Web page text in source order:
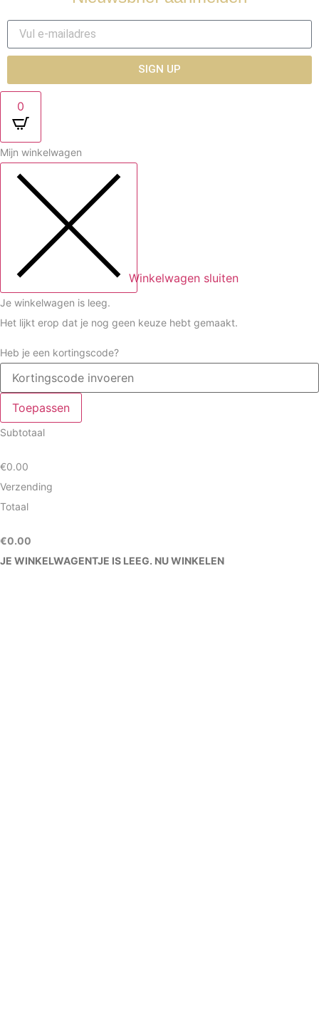
SIGN UP
0
Mijn winkelwagen
Winkelwagen sluiten
Je winkelwagen is leeg.
Het lijkt erop dat je nog geen keuze hebt gemaakt.
Heb je een kortingscode?
Toepassen
Subtotaal
€0.00
Verzending
Totaal
€0.00
JE WINKELWAGENTJE IS LEEG. NU WINKELEN